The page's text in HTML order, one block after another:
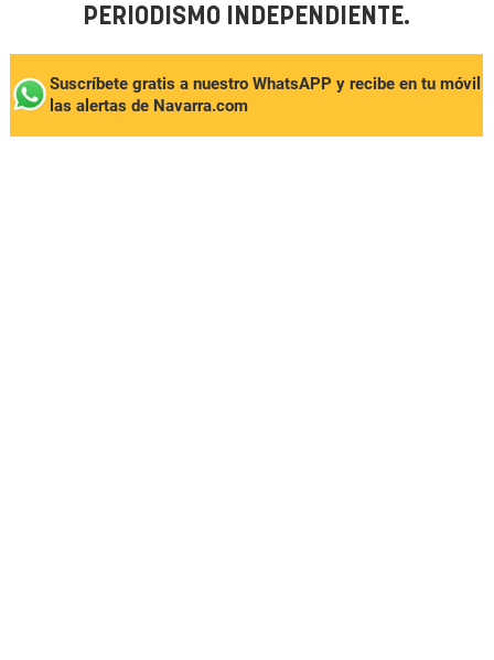
PERIODISMO INDEPENDIENTE.
Suscríbete gratis a nuestro WhatsAPP y recibe en tu móvil
las alertas de Navarra.com